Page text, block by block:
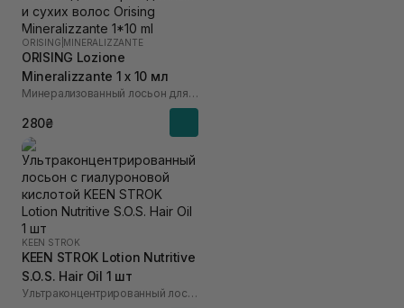
ORISING MINERALIZZANTE
ORISING Lozione
Mineralizzante 1 х 10 мл
Минерализованный лосьон для поврежденных и сухих волос
280₴
KEEN STROK
KEEN STROK Lotion Nutritive
S.O.S. Hair Oil 1 шт
Ультраконцентрированный лосьон с гиалуроновой кислотой